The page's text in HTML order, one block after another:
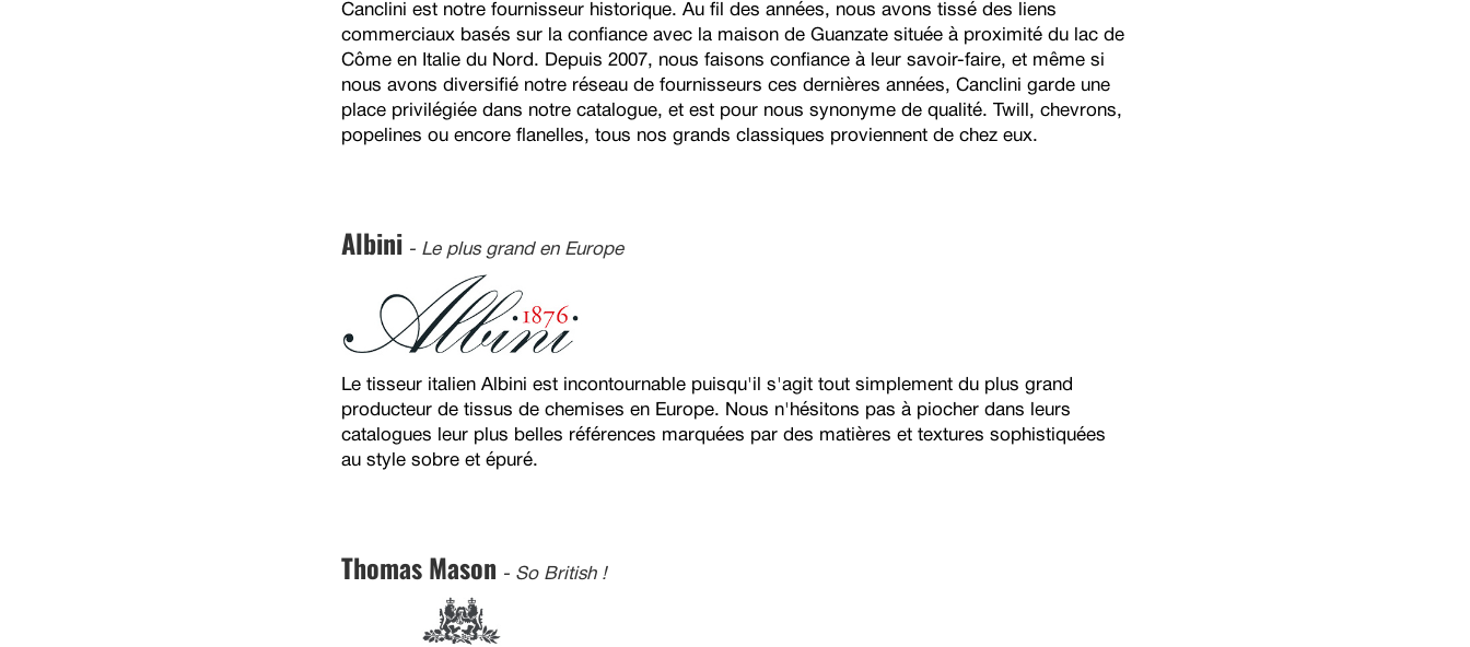
Canclini est notre fournisseur historique. Au fil des années, nous avons tissé des liens
commerciaux basés sur la confiance avec la maison de Guanzate située à proximité du lac de
Côme en Italie du Nord. Depuis 2007, nous faisons confiance à leur savoir-faire, et même si
nous avons diversifié notre réseau de fournisseurs ces dernières années, Canclini garde une
place privilégiée dans notre catalogue, et est pour nous synonyme de qualité. Twill, chevrons,
popelines ou encore flanelles, tous nos grands classiques proviennent de chez eux.
Albini - Le plus grand en Europe
Le tisseur italien Albini est incontournable puisqu'il s'agit tout simplement du plus grand
producteur de tissus de chemises en Europe. Nous n'hésitons pas à piocher dans leurs
catalogues leur plus belles références marquées par des matières et textures sophistiquées
au style sobre et épuré.
Thomas Mason - So British !